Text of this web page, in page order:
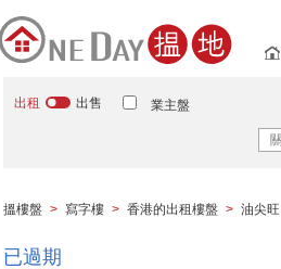
出租 出售 業主盤
搵樓盤 > 寫字樓 > 香港的出租樓盤 > 油尖旺
已過期